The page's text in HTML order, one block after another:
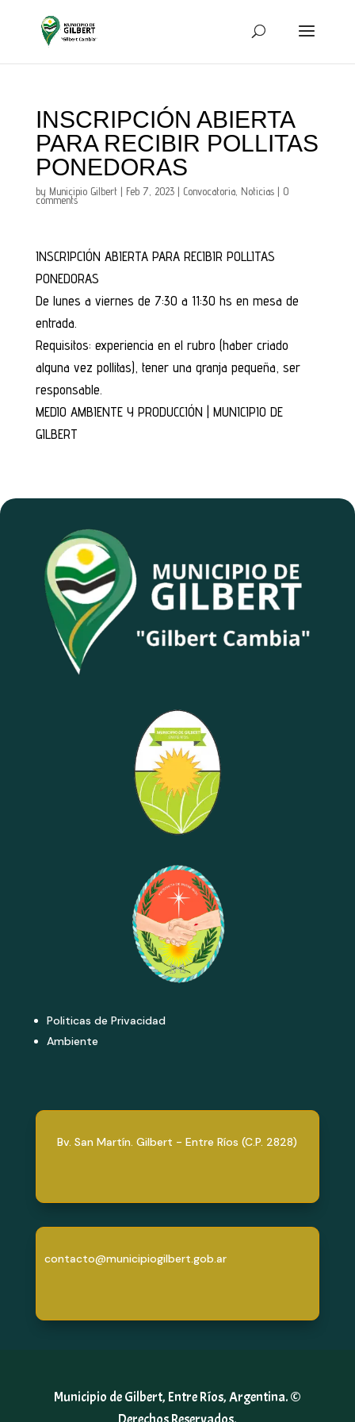
INSCRIPCIÓN ABIERTA
PARA RECIBIR POLLITAS
PONEDORAS
by Municipio Gilbert| Feb 7, 2023| Convocatoria, Noticias| 0
comments
INSCRIPCIÓN ABIERTA PARA RECIBIR POLLITAS
PONEDORAS
De lunes a viernes de 7:30 a 11:30 hs en mesa de
entrada.
Requisitos: experiencia en el rubro (haber criado
alguna vez pollitas), tener una granja pequeña, ser
responsable.
MEDIO AMBIENTE Y PRODUCCIÓN | MUNICIPIO DE
GILBERT
Politicas de Privacidad
Ambiente
Bv. San Martín. Gilbert - Entre Ríos (C.P. 2828)
contacto@municipiogilbert.gob.ar
Municipio de Gilbert, Entre Ríos, Argentina. ©